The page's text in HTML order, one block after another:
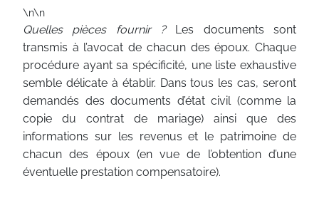
\n\n
Quelles pièces fournir ?Les documents sont
transmis à l’avocat de chacun des époux. Chaque
procédure ayant sa spécificité, une liste exhaustive
semble délicate à établir. Dans tous les cas, seront
demandés des documents d’état civil (comme la
copie du contrat de mariage) ainsi que des
informations sur les revenus et le patrimoine de
chacun des époux (en vue de l’obtention d’une
éventuelle prestation compensatoire).